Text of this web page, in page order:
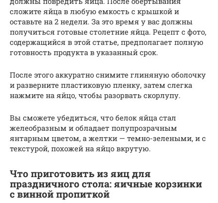
сложите яйца в любую емкость с крышкой и
оставьте на 2 недели. За это время у вас должны
получиться готовые столетние яйца. Рецепт с фото,
содержащийся в этой статье, предполагает полную
готовность продукта в указанный срок.
После этого аккуратно снимите глиняную оболочку
и разверните пластиковую пленку, затем слегка
нажмите на яйцо, чтобы разорвать скорлупу.
Вы сможете убедиться, что белок яйца стал
желеобразным и обладает полупрозрачным
янтарным цветом, а желтки — темно-зелеными, и с
текстурой, похожей на яйцо вкрутую.
Что приготовить из яиц для
праздничного стола: яичные корзинки
с винной пропиткой